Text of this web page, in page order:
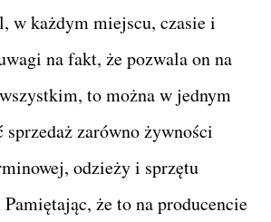
w każdym miejscu, czasie i
na fakt, że pozwala on na
to można w jednym
sprzedaż zarówno żywności
odzieży i sprzętu
że to na producencie